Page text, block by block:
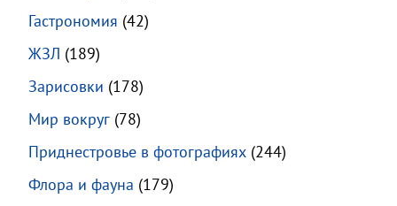
Гастрономия (42)
ЖЗЛ (189)
Зарисовки (178)
Мир вокруг (78)
Приднестровье в фотографиях (244)
Флора и фауна (179)